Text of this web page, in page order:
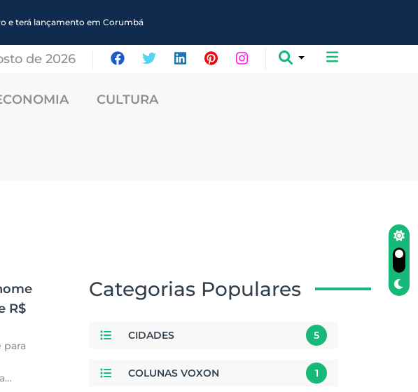
e terá lançamento em Corumbá
de 2026
CULTURA
R$
para
Categorias Populares
CIDADES 5
COLUNAS VOXON 1